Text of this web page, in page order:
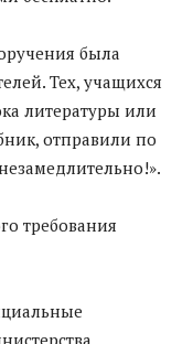
была
Тех, учащихся
литературы или
отправили по
требования